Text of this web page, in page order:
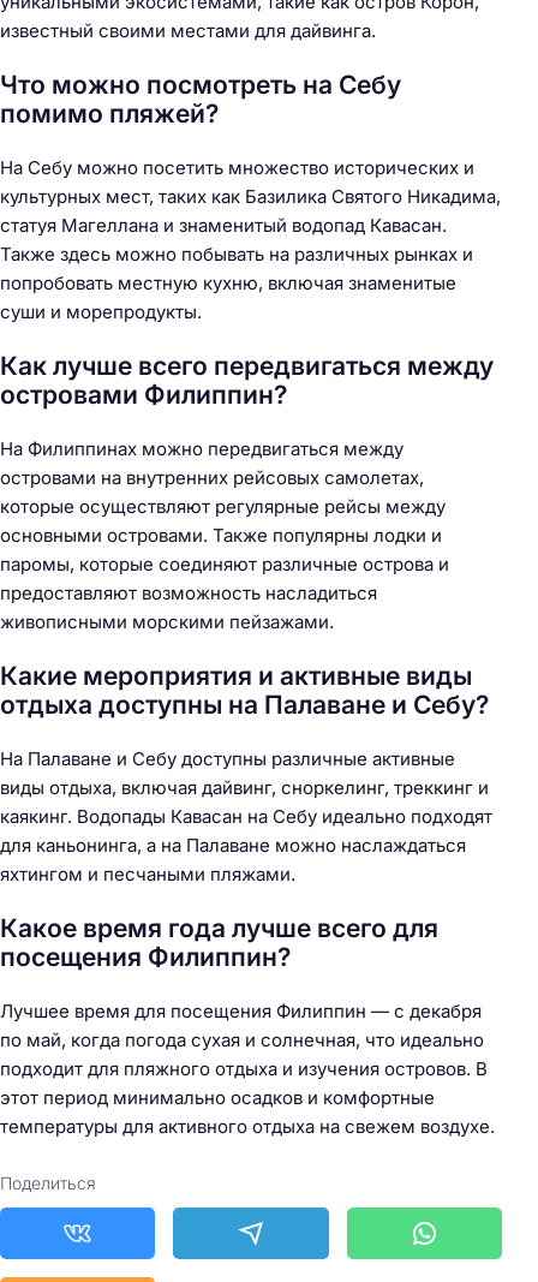
известный своими местами для дайвинга.
Что можно посмотреть на Себу
помимо пляжей?
На Себу можно посетить множество исторических и
культурных мест, таких как Базилика Святого Никадима,
статуя Магеллана и знаменитый водопад Кавасан.
Также здесь можно побывать на различных рынках и
попробовать местную кухню, включая знаменитые
суши и морепродукты.
Как лучше всего передвигаться между
островами Филиппин?
На Филиппинах можно передвигаться между
островами на внутренних рейсовых самолетах,
которые осуществляют регулярные рейсы между
основными островами. Также популярны лодки и
паромы, которые соединяют различные острова и
предоставляют возможность насладиться
живописными морскими пейзажами.
Какие мероприятия и активные виды
отдыха доступны на Палаване и Себу?
На Палаване и Себу доступны различные активные
виды отдыха, включая дайвинг, сноркелинг, треккинг и
каякинг. Водопады Кавасан на Себу идеально подходят
для каньонинга, а на Палаване можно наслаждаться
яхтингом и песчаными пляжами.
Какое время года лучше всего для
посещения Филиппин?
Лучшее время для посещения Филиппин — с декабря
по май, когда погода сухая и солнечная, что идеально
подходит для пляжного отдыха и изучения островов. В
этот период минимально осадков и комфортные
температуры для активного отдыха на свежем воздухе.
Поделиться